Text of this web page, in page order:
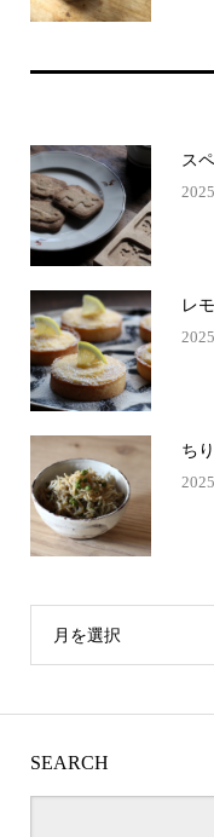
ス
レ
ち
月を選択
SEARCH